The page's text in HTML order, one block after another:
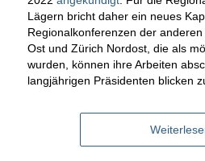
Lägern bricht daher ein neues
Regionalkonferenzen der
Ost und Zürich Nordost, die als
wurden, können ihre Arbeiten
langjährigen Präsidenten blicken